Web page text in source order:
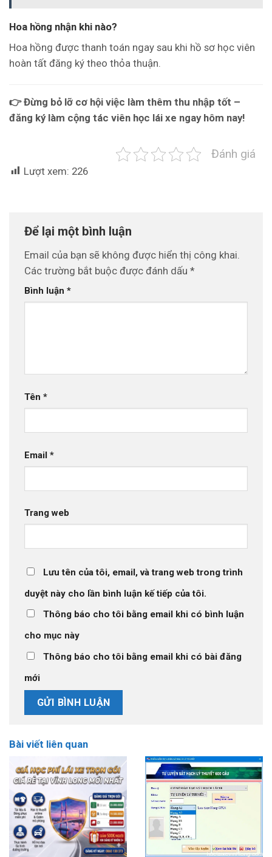
Hoa hồng nhận khi nào?
Hoa hồng được thanh toán ngay sau khi hồ sơ học viên
hoàn tất đăng ký theo thỏa thuận.
👉 Đừng bỏ lỡ cơ hội việc làm thêm thu nhập tốt –
đăng ký làm cộng tác viên học lái xe ngay hôm nay!
Đánh giá
Lượt xem: 226
Để lại một bình luận
Email của bạn sẽ không được hiển thị công khai.
Các trường bắt buộc được đánh dấu *
Bình luận *
Tên *
Email *
Trang web
Lưu tên của tôi, email, và trang web trong trình
duyệt này cho lần bình luận kế tiếp của tôi.
Thông báo cho tôi bằng email khi có bình luận
cho mục này
Thông báo cho tôi bằng email khi có bài đăng
mới
Bài viết liên quan